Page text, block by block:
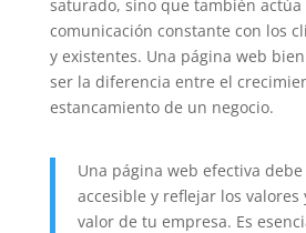
saturado, sino que también actúa
comunicación constante con los
y existentes. Una página web
ser la diferencia entre el
estancamiento de un negocio.
Una página web efectiva
accesible y reflejar los
valor de tu empresa. Es